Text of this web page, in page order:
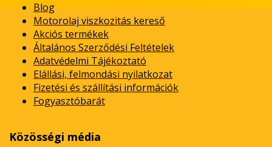
Blog
Motorolaj viszkozitás kereső
Akciós termékek
Általános Szerződési Feltételek
Adatvédelmi Tájékoztató
Elállási, felmondási nyilatkozat
Fizetési és szállítási információk
Fogyasztóbarát
Közösségi média